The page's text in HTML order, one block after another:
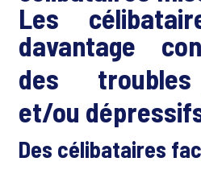
Les
davantage
des
et/ou
Des célibataires